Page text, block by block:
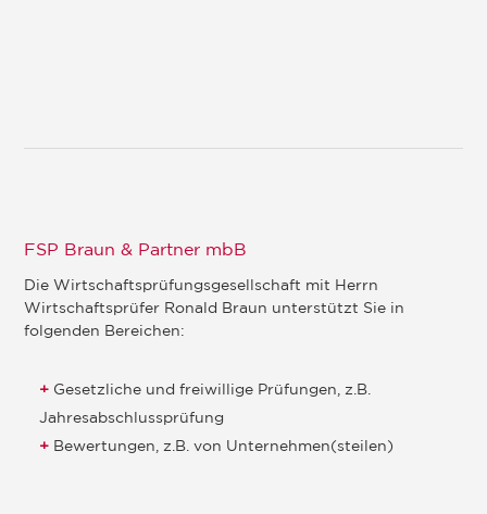
FSP Braun & Partner mbB
Die Wirtschaftsprüfungsgesellschaft mit Herrn
Wirtschaftsprüfer Ronald Braun unterstützt Sie in
folgenden Bereichen:
Gesetzliche und freiwillige Prüfungen, z.B.
Jahresabschlussprüfung
Bewertungen, z.B. von Unternehmen(steilen)